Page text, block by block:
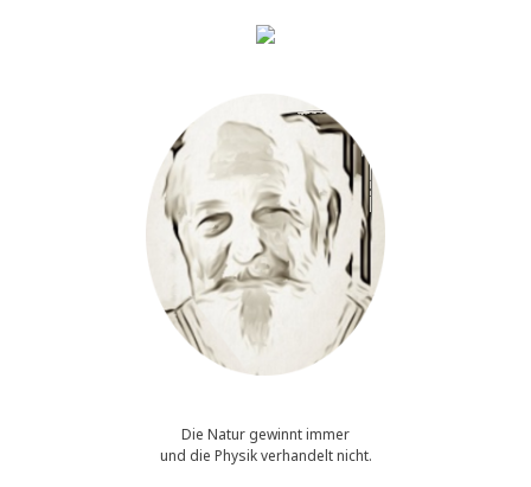
Die Natur gewinnt immer
und die Physik verhandelt nicht.